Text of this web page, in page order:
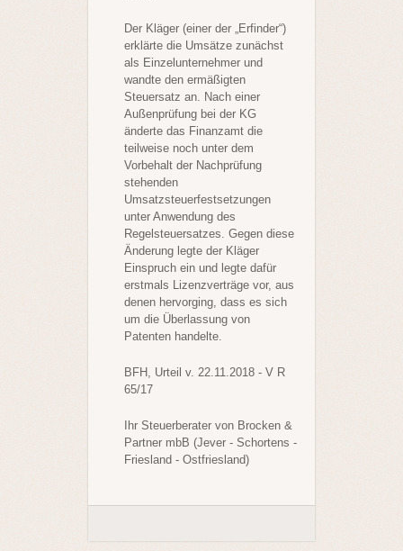
Der Kläger (einer der „Erfinder“)
erklärte die Umsätze zunächst
als Einzelunternehmer und
wandte den ermäßigten
Steuersatz an. Nach einer
Außenprüfung bei der KG
änderte das Finanzamt die
teilweise noch unter dem
Vorbehalt der Nachprüfung
stehenden
Umsatzsteuerfestsetzungen
unter Anwendung des
Regelsteuersatzes. Gegen diese
Änderung legte der Kläger
Einspruch ein und legte dafür
erstmals Lizenzverträge vor, aus
denen hervorging, dass es sich
um die Überlassung von
Patenten handelte.
BFH, Urteil v. 22.11.2018 - V R
65/17
Ihr Steuerberater von Brocken &
Partner mbB (Jever - Schortens -
Friesland - Ostfriesland)